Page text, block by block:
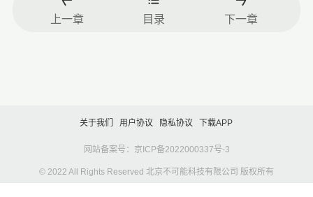
上一章 目录 下一章
关于我们 用户协议 隐私协议 下载APP
网站备案号：京ICP备2022000337号-3
© 2022 All Rights Reserved 北京不可能科技有限公司 版权所有